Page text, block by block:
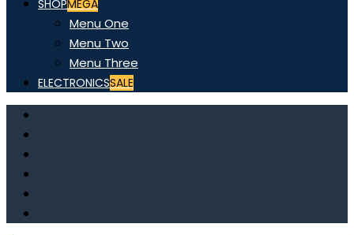
SHOPMEGA
Menu One
Menu Two
Menu Three
ELECTRONICSSALE